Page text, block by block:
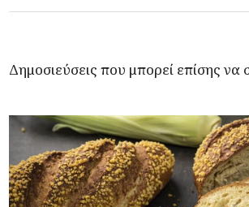
Δημοσιεύσεις που μπορεί επίσης να